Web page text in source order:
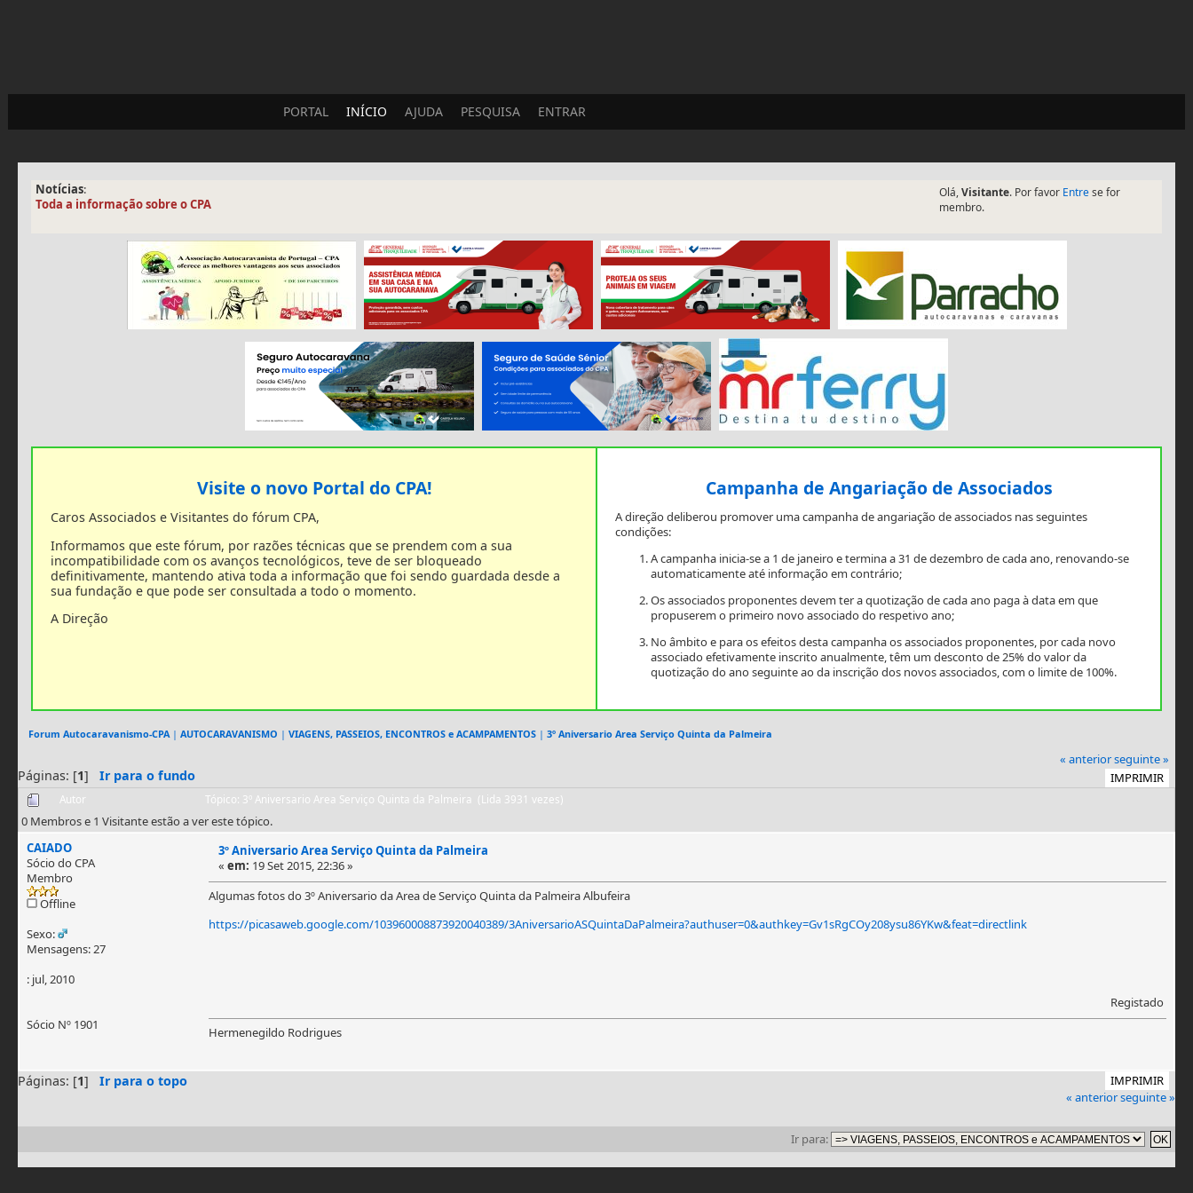
PORTAL INÍCIO AJUDA PESQUISA ENTRAR
Olá,Visitante. Por favor Entrese for
membro.
Notícias:
Toda a informação sobre o CPA
Visite o novo Portal do CPA!
Caros Associados e Visitantes do fórum CPA,
Informamos que este fórum, por razões técnicas que se prendem com a sua
incompatibilidade com os avanços tecnológicos, teve de ser bloqueado
definitivamente, mantendo ativa toda a informação que foi sendo guardada desde a
sua fundação e que pode ser consultada a todo o momento.
A Direção
Campanha de Angariação de Associados
A direção deliberou promover uma campanha de angariação de associados nas seguintes
condições:
A campanha inicia-se a 1 de janeiro e termina a 31 de dezembro de cada ano, renovando-se
automaticamente até informação em contrário;
Os associados proponentes devem ter a quotização de cada ano paga à data em que
propuserem o primeiro novo associado do respetivo ano;
No âmbito e para os efeitos desta campanha os associados proponentes, por cada novo
associado efetivamente inscrito anualmente, têm um desconto de 25% do valor da
quotização do ano seguinte ao da inscrição dos novos associados, com o limite de 100%.
Forum Autocaravanismo-CPA| AUTOCARAVANISMO | VIAGENS, PASSEIOS, ENCONTROS e ACAMPAMENTOS| 3º Aniversario Area Serviço Quinta da Palmeira
Páginas: [1] Ir para o fundo
« anteriorseguinte »
IMPRIMIR
Autor Tópico: 3º Aniversario Area Serviço Quinta da Palmeira (Lida 3931 vezes)
0 Membros e 1 Visitante estão a ver este tópico.
CAIADO
Sócio do CPA
Membro
Offline
Sexo:
Mensagens: 27
: jul, 2010
Sócio Nº 1901
3º Aniversario Area Serviço Quinta da Palmeira
« em: 19 Set 2015, 22:36 »
Algumas fotos do 3º Aniversario da Area de Serviço Quinta da Palmeira Albufeira
https://picasaweb.google.com/103960008873920040389/3AniversarioASQuintaDaPalmeira?authuser=0&authkey=Gv1sRgCOy208ysu86YKw&feat=directlink
Registado
Hermenegildo Rodrigues
Páginas: [1] Ir para o topo
IMPRIMIR
« anteriorseguinte »
Ir para: